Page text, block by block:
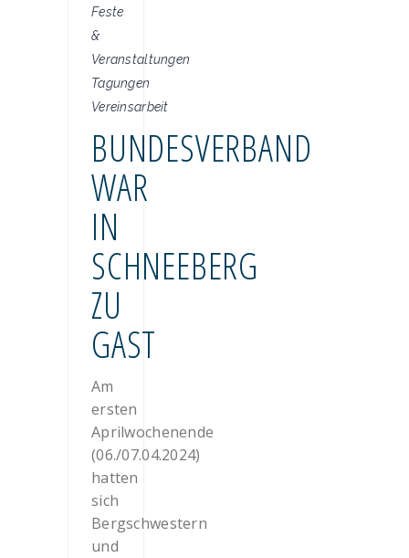
Feste
&
Veranstaltungen
Tagungen
Vereinsarbeit
BUNDESVERBAND
WAR
IN
SCHNEEBERG
ZU
GAST
Am
ersten
Aprilwochenende
(06./07.04.2024)
hatten
sich
Bergschwestern
und